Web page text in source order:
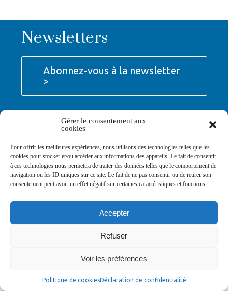
Gérer le consentement aux
cookies
Pour offrir les meilleures expériences, nous utilisons des technologies telles que les
cookies pour stocker et/ou accéder aux informations des appareils. Le fait de consentir
à ces technologies nous permettra de traiter des données telles que le comportement de
navigation ou les ID uniques sur ce site. Le fait de ne pas consentir ou de retirer son
consentement peut avoir un effet négatif sur certaines caractéristiques et fonctions.
Accepter
Refuser
Voir les préférences
Politique de cookiesDéclaration de confidentialité
Newsletters
Abonnez-vous à la newsletter
>
© Ville de Saint-Jean-d'Angély 2026
Ma mairie
Découvrir la ville
Vivre ma ville
Services publics
Contact
Mentions légales
Plan du site
Données personnelles